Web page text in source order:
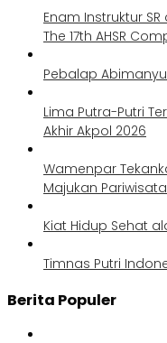
Enam Instruktur
The 17th AHSR
Pebalap
Lima Putra-Putri
Akhir Akpol 2026
Wamenpar
Majukan Pariwisata
Kiat Hidup Sehat
Timnas Putri
Berita Populer